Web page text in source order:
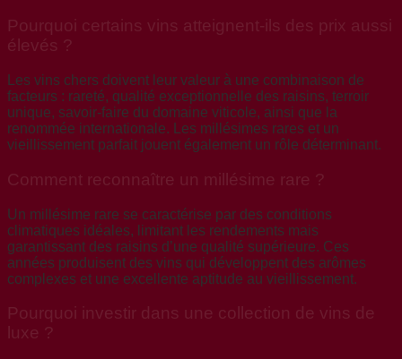
Pourquoi certains vins atteignent-ils des prix aussi
élevés ?
Les vins chers doivent leur valeur à une combinaison de
facteurs : rareté, qualité exceptionnelle des raisins, terroir
unique, savoir-faire du domaine viticole, ainsi que la
renommée internationale. Les millésimes rares et un
vieillissement parfait jouent également un rôle déterminant.
Comment reconnaître un millésime rare ?
Un millésime rare se caractérise par des conditions
climatiques idéales, limitant les rendements mais
garantissant des raisins d’une qualité supérieure. Ces
années produisent des vins qui développent des arômes
complexes et une excellente aptitude au vieillissement.
Pourquoi investir dans une collection de vins de
luxe ?